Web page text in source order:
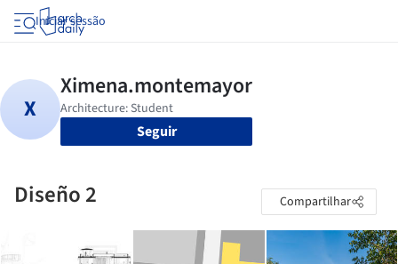
Iniciar sessão
Seguir
Diseño 2 Compartilhar